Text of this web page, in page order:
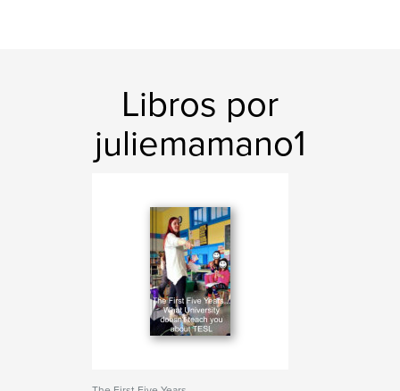
Libros por
juliemamano1